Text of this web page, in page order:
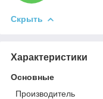
Скрыть
Характеристики
Основные
Производитель